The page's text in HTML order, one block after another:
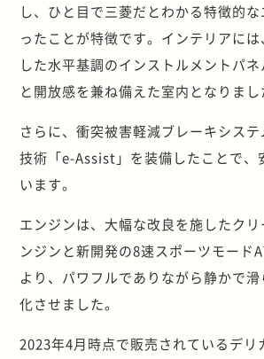
し、ひと目で三菱だとわかる特徴的
ったことが特徴です。インテリアに
した水平基調のインストルメントパ
と開放感を兼ね備えた室内となりまし
さらに、衝突被害軽減ブレーキシス
技術「e-Assist」を装備したことで、
います。
エンジンは、大幅な改良を施したク
ンジンと新開発の8速スポーツモード
より、パワフルでありながら静かで
化させました。
2023年4月時点で販売されているデリ